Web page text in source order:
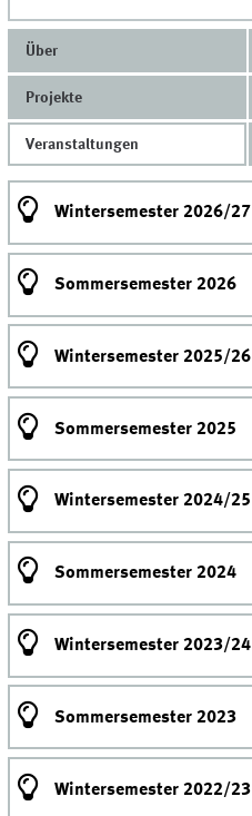
Über
Projekte
Veranstaltungen
Wintersemester 2026/27
Sommersemester 2026
Wintersemester 2025/26
Sommersemester 2025
Wintersemester 2024/25
Sommersemester 2024
Wintersemester 2023/24
Sommersemester 2023
Wintersemester 2022/23